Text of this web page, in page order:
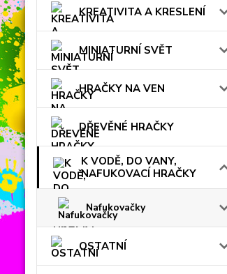
KREATIVITA A KRESLENÍ
MINIATURNÍ SVĚT
HRAČKY NA VEN
DŘEVĚNÉ HRAČKY
K VODĚ, DO VANY,
NAFUKOVACÍ HRAČKY
Nafukovačky
OSTATNÍ